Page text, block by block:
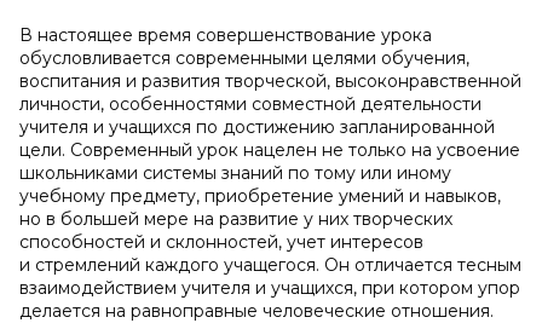
В настоящее время совершенствование урока
обусловливается современными целями обучения,
воспитания и развития творческой, высоконравственной
личности, особенностями совместной деятельности
учителя и учащихся по достижению запланированной
цели. Современный урок нацелен не только на усвоение
школьниками системы знаний по тому или иному
учебному предмету, приобретение умений и навыков,
но в большей мере на развитие у них творческих
способностей и склонностей, учет интересов
и стремлений каждого учащегося. Он отличается тесным
взаимодействием учителя и учащихся, при котором упор
делается на равноправные человеческие отношения.